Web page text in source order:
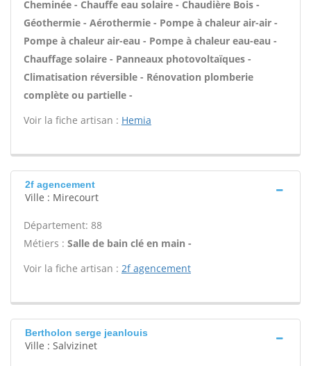
Cheminée - Chauffe eau solaire - Chaudière Bois -
Géothermie - Aérothermie - Pompe à chaleur air-air -
Pompe à chaleur air-eau - Pompe à chaleur eau-eau -
Chauffage solaire - Panneaux photovoltaïques -
Climatisation réversible - Rénovation plomberie
complète ou partielle -
Voir la fiche artisan : Hemia
2f agencement
Ville : Mirecourt
Département: 88
Métiers : Salle de bain clé en main -
Voir la fiche artisan : 2f agencement
Bertholon serge jeanlouis
Ville : Salvizinet